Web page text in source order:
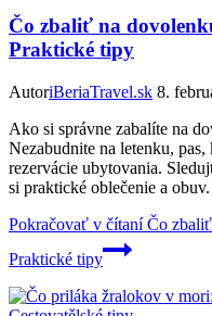
Čo zbaliť na
Praktické tipy
AutoriBeriaTravel.sk 8.
Ako si správne zabalíte na
Nezabudnite na letenku,
rezervácie ubytovania.
si praktické oblečenie a
Pokračovať v čítaníČo zbaliť
Praktické tipy